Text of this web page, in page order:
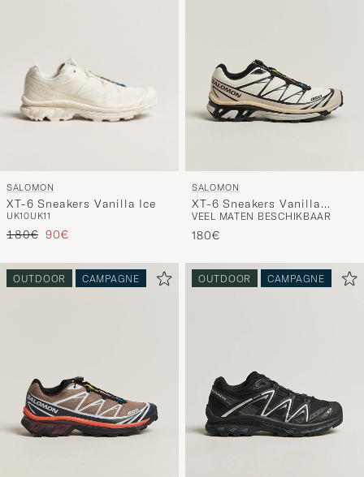
SALOMON
XT-6 Sneakers Vanilla Ice
UK10UK11
Reguliere prijs
180€ Verlaagd prijs
90€
SALOMON
XT-6 Sneakers Vanilla
Ice/Black
VEEL MATEN BESCHIKBAAR
180€
OUTDOOR CAMPAGNE OUTDOOR CAMPAGNE